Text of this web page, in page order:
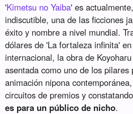
'Kimetsu no Yaiba' es
indiscutible, una de las ficciones
éxito y nombre a nivel mundial.
dólares de 'La fortaleza infinita'
internacional, la obra de
asentada como uno de los pilares
animación nipona
circuitos de premios y
es para un público de nicho.